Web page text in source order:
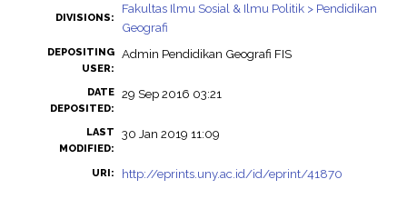
DIVISIONS:
Fakultas Ilmu Sosial & Ilmu Politik > Pendidikan
Geografi
DEPOSITING
USER:
Admin Pendidikan Geografi FIS
DATE
DEPOSITED:
29 Sep 2016 03:21
LAST
MODIFIED:
30 Jan 2019 11:09
URI: http://eprints.uny.ac.id/id/eprint/41870